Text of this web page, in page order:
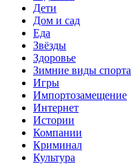
Дети
Дом и сад
Еда
Звёзды
Здоровье
Зимние виды спорта
Игры
Импортозамещение
Интернет
Истории
Компании
Криминал
Культура